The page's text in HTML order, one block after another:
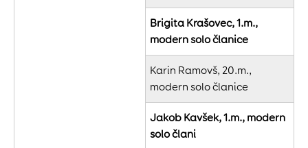
Brigita Krašovec, 1.m.,
modern solo članice
Karin Ramovš, 20.m.,
modern solo članice
Jakob Kavšek, 1.m., modern
solo člani